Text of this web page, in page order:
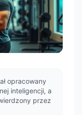
opracowany
inteligencji, a
przez